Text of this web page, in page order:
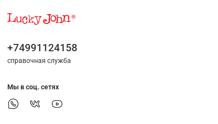
+74991124158
справочная служба
Мы в соц. сетях